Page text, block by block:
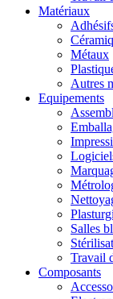
Matériaux
Métaux
Autres
Equipements
Salles
Travail
Composants